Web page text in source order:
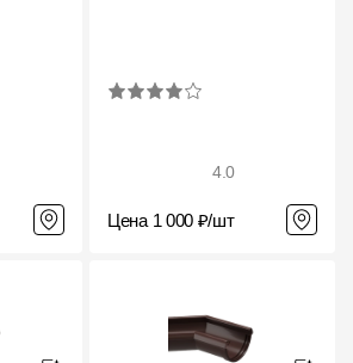
4.0
Цена 1 000 ₽/шт